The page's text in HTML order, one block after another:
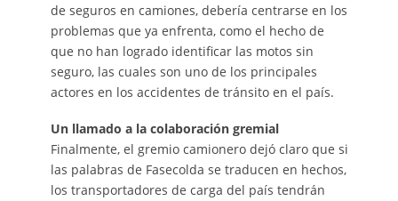
de seguros en camiones, debería centrarse en los
problemas que ya enfrenta, como el hecho de
que no han logrado identificar las motos sin
seguro, las cuales son uno de los principales
actores en los accidentes de tránsito en el país.
Un llamado a la colaboración gremial
Finalmente, el gremio camionero dejó claro que si
las palabras de Fasecolda se traducen en hechos,
los transportadores de carga del país tendrán